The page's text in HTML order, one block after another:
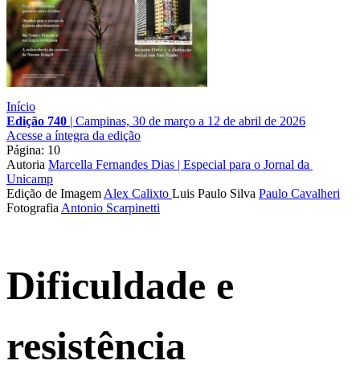
Início
Edição 740 | Campinas, 30 de março a 12 de abril de 2026
Acesse a íntegra da edição
Página: 10
Autoria Marcella Fernandes Dias | Especial para o Jornal da
Unicamp
Edição de Imagem Alex Calixto Luis Paulo Silva Paulo Cavalheri
Fotografia Antonio Scarpinetti
Dificuldade e
resistência